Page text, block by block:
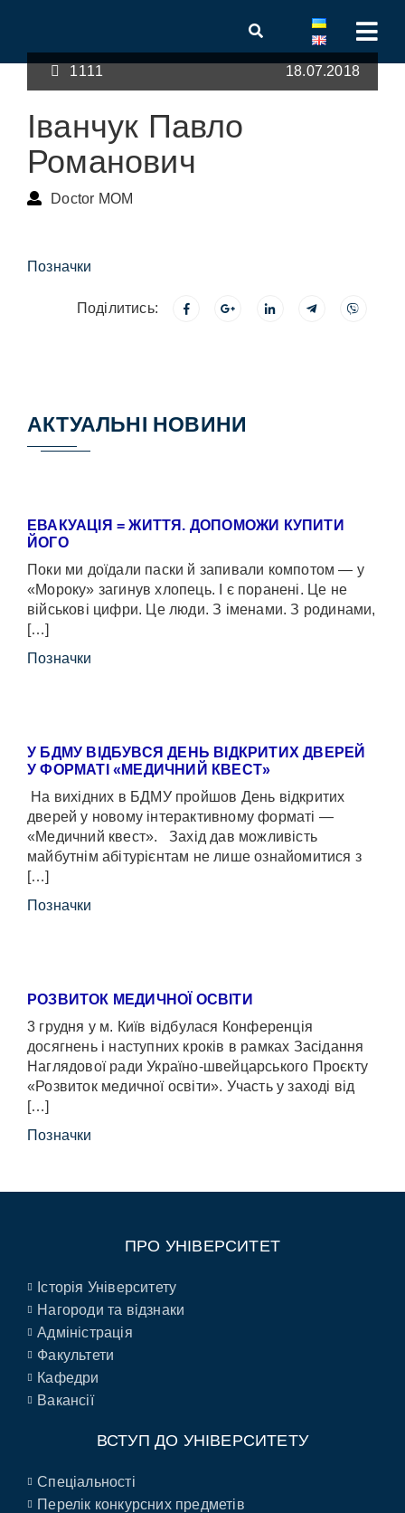
1111 18.07.2018
Іванчук Павло
Романович
Doctor MOM
Позначки
Поділитись:
АКТУАЛЬНІ НОВИНИ
ЕВАКУАЦІЯ = ЖИТТЯ. ДОПОМОЖИ КУПИТИ
ЙОГО
Поки ми доїдали паски й запивали компотом — у
«Мороку» загинув хлопець. І є поранені. Це не
військові цифри. Це люди. З іменами. З родинами,
[…]
Позначки
У БДМУ ВІДБУВСЯ ДЕНЬ ВІДКРИТИХ ДВЕРЕЙ
У ФОРМАТІ «МЕДИЧНИЙ КВЕСТ»
На вихідних в БДМУ пройшов День відкритих
дверей у новому інтерактивному форматі —
«Медичний квест». Захід дав можливість
майбутнім абітурієнтам не лише ознайомитися з
[…]
Позначки
РОЗВИТОК МЕДИЧНОЇ ОСВІТИ
3 грудня у м. Київ відбулася Конференція
досягнень і наступних кроків в рамках Засідання
Наглядової ради Україно-швейцарського Проєкту
«Розвиток медичної освіти». Участь у заході від
[…]
Позначки
ПРО УНІВЕРСИТЕТ
Історія Університету
Нагороди та відзнаки
Адміністрація
Факультети
Кафедри
Вакансії
ВСТУП ДО УНІВЕРСИТЕТУ
Спеціальності
Перелік конкурсних предметів